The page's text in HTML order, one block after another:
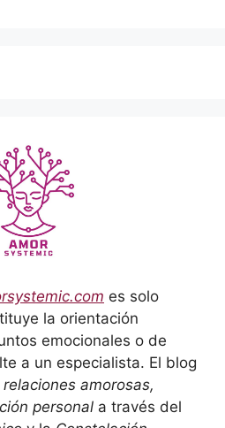
es solo
la orientación
emocionales o de
a un especialista. El blog
relaciones amorosas,
personal a través del